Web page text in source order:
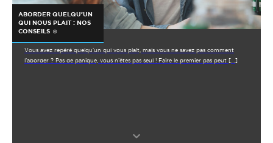
ABORDER QUELQU’UN
QUI NOUS PLAIT : NOS
CONSEILS ☺️
Vous avez repéré quelqu’un qui vous plaît, mais vous ne savez pas comment
l’aborder ? Pas de panique, vous n’êtes pas seul ! Faire le premier pas peut […]